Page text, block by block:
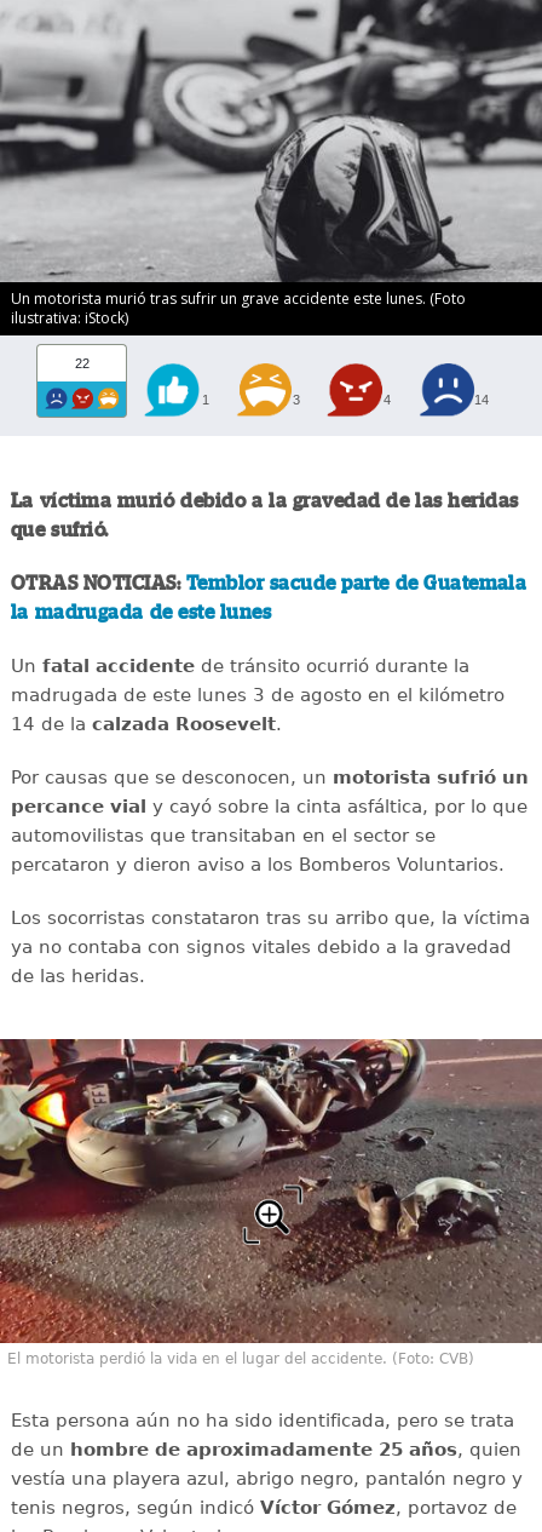
Un motorista murió tras sufrir un grave accidente este lunes. (Foto
ilustrativa: iStock)
22
1 3 4 14
La víctima murió debido a la gravedad de las heridas
que sufrió.
OTRAS NOTICIAS: Temblor sacude parte de Guatemala
la madrugada de este lunes
Un fatal accidentede tránsito ocurrió durante la
madrugada de este lunes 3 de agosto en el kilómetro
14 de la calzada Roosevelt.
Por causas que se desconocen, un motorista sufrió un
percance vial y cayó sobre la cinta asfáltica, por lo que
automovilistas que transitaban en el sector se
percataron y dieron aviso a los Bomberos Voluntarios.
Los socorristas constataron tras su arribo que, la víctima
ya no contaba con signos vitales debido a la gravedad
de las heridas.
El motorista perdió la vida en el lugar del accidente. (Foto: CVB)
Esta persona aún no ha sido identificada, pero se trata
de un hombre de aproximadamente 25 años, quien
vestía una playera azul, abrigo negro, pantalón negro y
tenis negros, según indicó Víctor Gómez, portavoz de